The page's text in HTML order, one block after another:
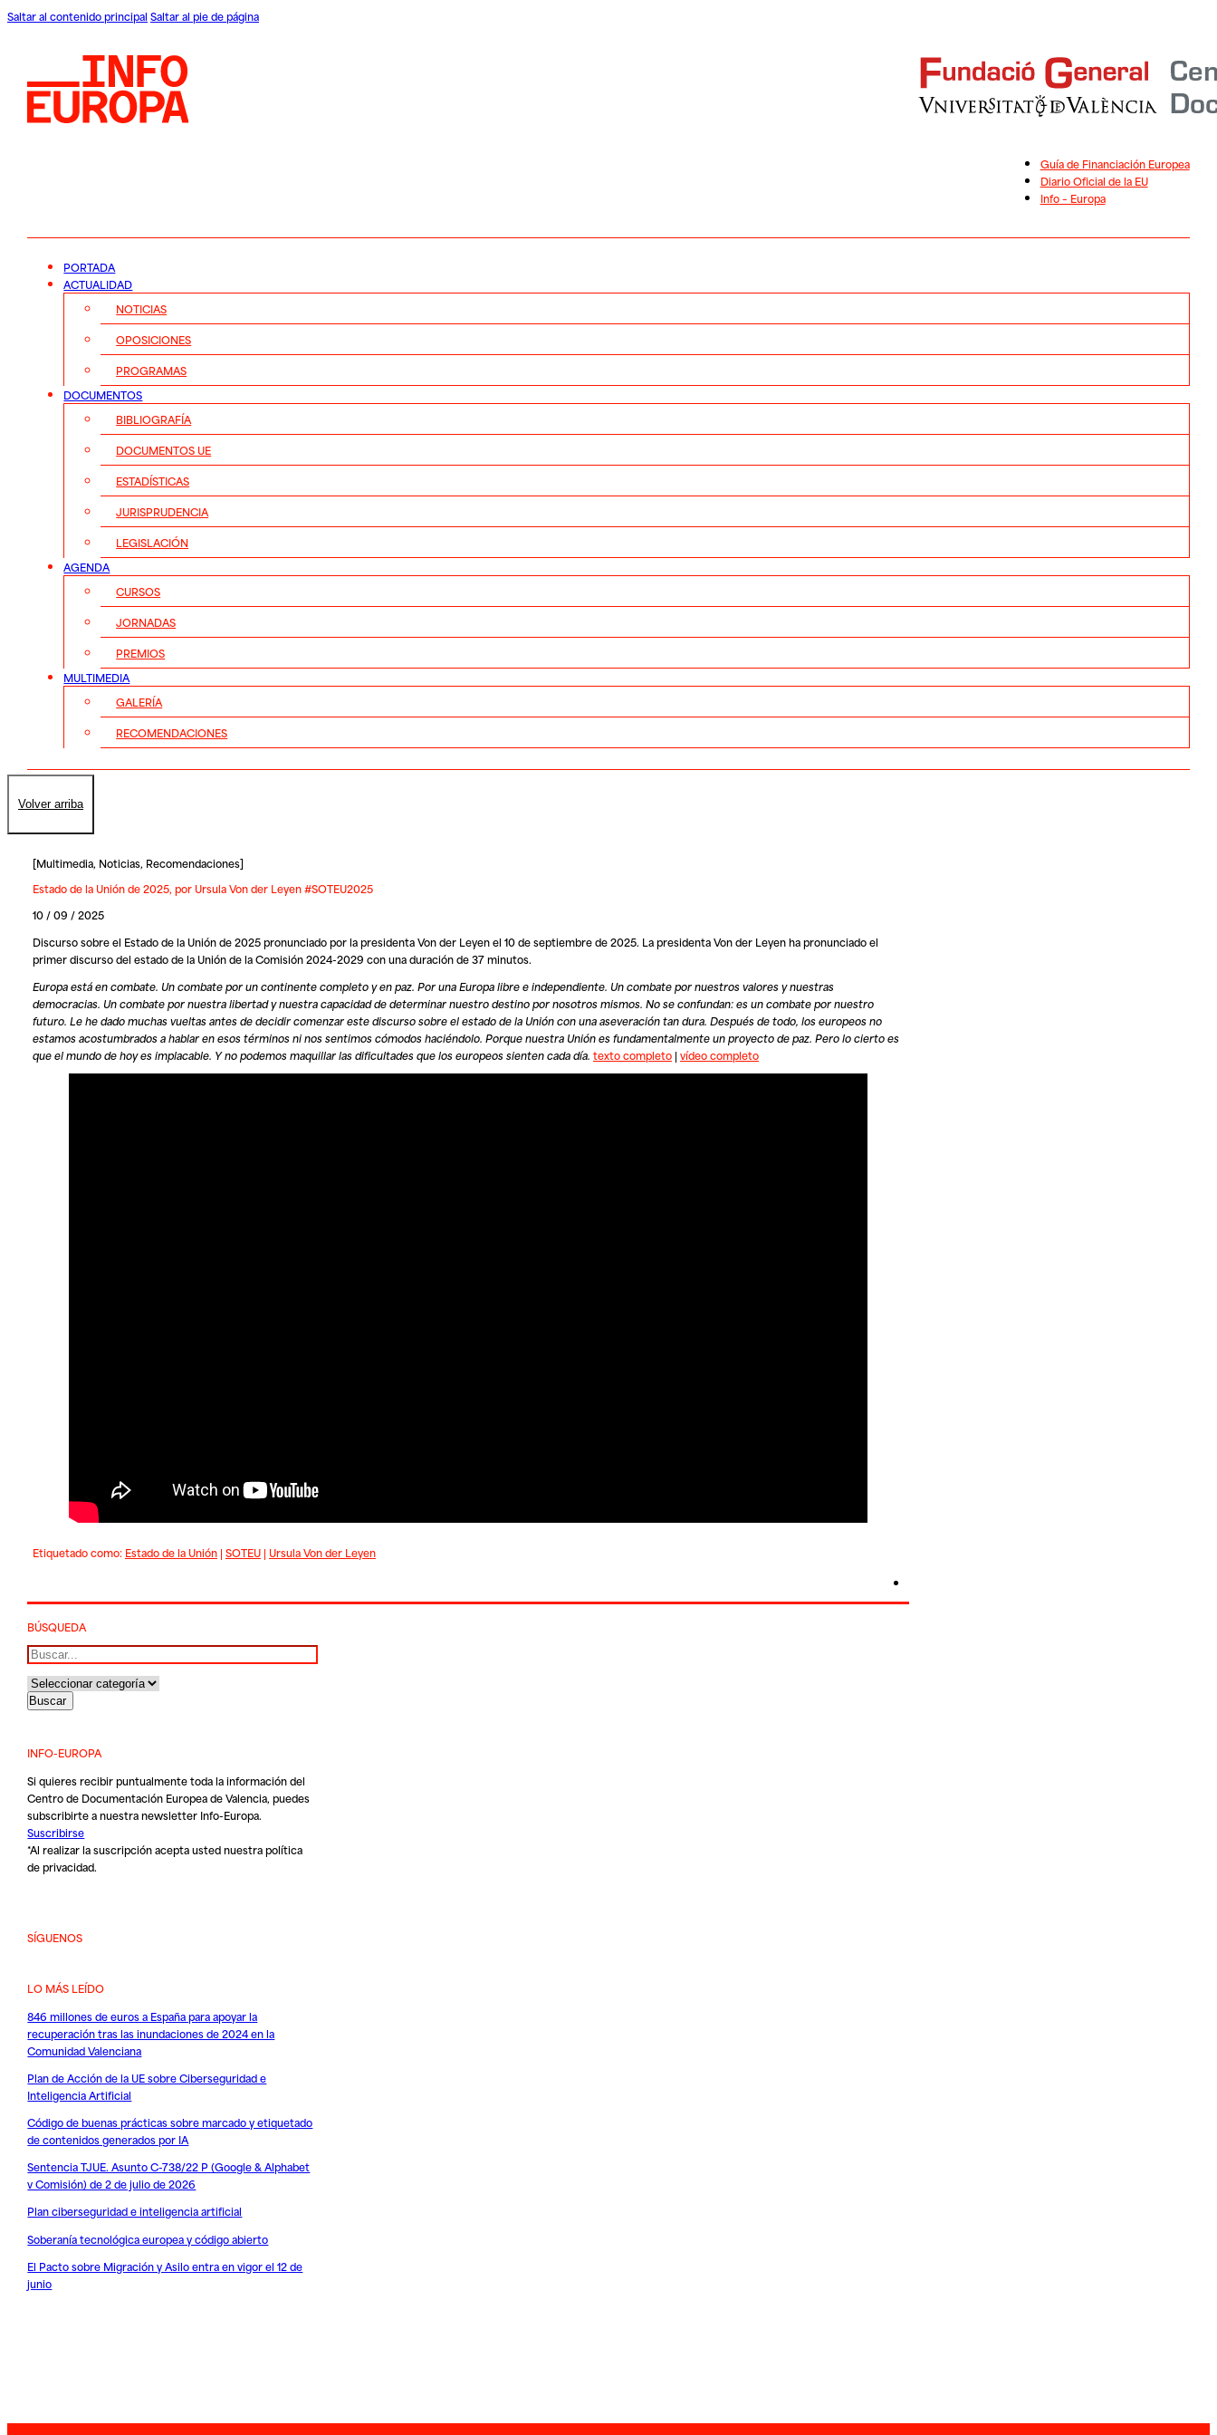
Saltar al contenido principal Saltar al pie de página
Guía de Financiación Europea
Diario Oficial de la EU
Info – Europa
PORTADA
ACTUALIDAD
NOTICIAS
OPOSICIONES
PROGRAMAS
DOCUMENTOS
BIBLIOGRAFÍA
DOCUMENTOS UE
ESTADÍSTICAS
JURISPRUDENCIA
LEGISLACIÓN
AGENDA
CURSOS
JORNADAS
PREMIOS
MULTIMEDIA
GALERÍA
RECOMENDACIONES
Volver arriba
[Multimedia, Noticias, Recomendaciones]
Estado de la Unión de 2025, por Ursula Von der Leyen #SOTEU2025
10 / 09 / 2025
Discurso sobre el Estado de la Unión de 2025 pronunciado por la presidenta Von der Leyen el 10 de septiembre de 2025. La presidentaVon der Leyenha pronunciado el
primer discurso del estado de la Unión de la Comisión 2024-2029 con una duración de 37 minutos.
Europa está en combate. Un combate por un continente completo y en paz. Por una Europa libre e independiente. Un combate por nuestros valores y nuestras
democracias. Un combate por nuestra libertad y nuestra capacidad de determinar nuestro destino por nosotros mismos. No se confundan: es un combate por nuestro
futuro. Le he dado muchas vueltas antes de decidir comenzar este discurso sobre el estado de la Unión con una aseveración tan dura. Después de todo, los europeos no
estamos acostumbrados a hablar en esos términos ni nos sentimos cómodos haciéndolo. Porque nuestra Unión es fundamentalmente un proyecto de paz. Pero lo cierto es
que el mundo de hoy es implacable. Y no podemos maquillar las dificultades que los europeos sienten cada día. texto completo| vídeo completo
Etiquetado como: Estado de la Unión| SOTEU| Ursula Von der Leyen
BÚSQUEDA
Buscar
INFO-EUROPA
Si quieres recibir puntualmente toda la información del
Centro de Documentación Europea de Valencia, puedes
subscribirte a nuestra newsletter Info-Europa.
Suscribirse
*Al realizar la suscripción acepta usted nuestrapolítica
de privacidad.
SÍGUENOS
LO MÁS LEÍDO
846 millones de euros a España para apoyar la
recuperación tras las inundaciones de 2024 en la
Comunidad Valenciana
Plan de Acción de la UE sobre Ciberseguridad e
Inteligencia Artificial
Código de buenas prácticas sobre marcado y etiquetado
de contenidos generados por IA
Sentencia TJUE. Asunto C-738/22 P (Google & Alphabet
v Comisión) de 2 de julio de 2026
Plan ciberseguridad e inteligencia artificial
Soberanía tecnológica europea y código abierto
El Pacto sobre Migración y Asilo entra en vigor el 12 de
junio